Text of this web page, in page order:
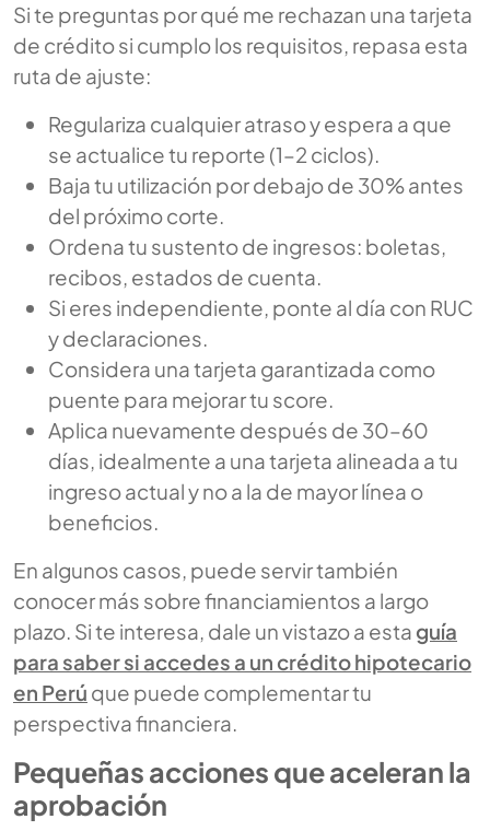
Si te preguntas por qué me rechazan una tarjeta
de crédito si cumplo los requisitos, repasa esta
ruta de ajuste:
Regulariza cualquier atraso y espera a que
se actualice tu reporte (1–2 ciclos).
Baja tu utilización por debajo de 30% antes
del próximo corte.
Ordena tu sustento de ingresos: boletas,
recibos, estados de cuenta.
Si eres independiente, ponte al día con RUC
y declaraciones.
Considera una tarjeta garantizada como
puente para mejorar tu score.
Aplica nuevamente después de 30–60
días, idealmente a una tarjeta alineada a tu
ingreso actual y no a la de mayor línea o
beneficios.
En algunos casos, puede servir también
conocer más sobre financiamientos a largo
plazo. Si te interesa, dale un vistazo a esta guía
para saber si accedes a un crédito hipotecario
en Perú que puede complementar tu
perspectiva financiera.
Pequeñas acciones que aceleran la
aprobación